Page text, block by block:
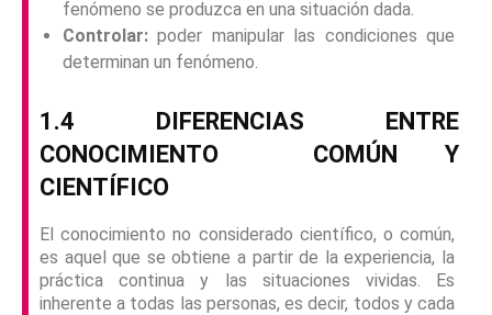
fenómeno se produzca en una situación dada.
Controlar:poder manipular las condiciones que
determinan un fenómeno.
1.4 DIFERENCIAS ENTRE
CONOCIMIENTO
COMÚN Y
CIENTÍFICO
El conocimiento no considerado científico, o común,
es aquel que se obtiene a partir de la experiencia, la
práctica continua y las situaciones vividas. Es
inherente a todas las personas, es decir, todos y cada